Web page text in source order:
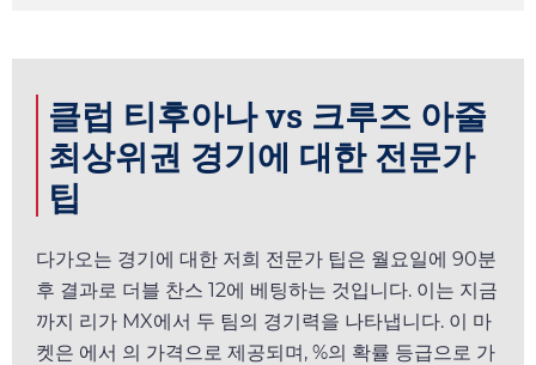
클럽 티후아나 vs 크루즈 아줄
최상위권 경기에 대한 전문가
팁
다가오는 경기에 대한 저희 전문가 팁은 월요일에 90분
후 결과로 더블 찬스 12에 베팅하는 것입니다. 이는 지금
까지 리가 MX에서 두 팀의 경기력을 나타냅니다. 이 마
켓은 에서 의 가격으로 제공되며, %의 확률 등급으로 가